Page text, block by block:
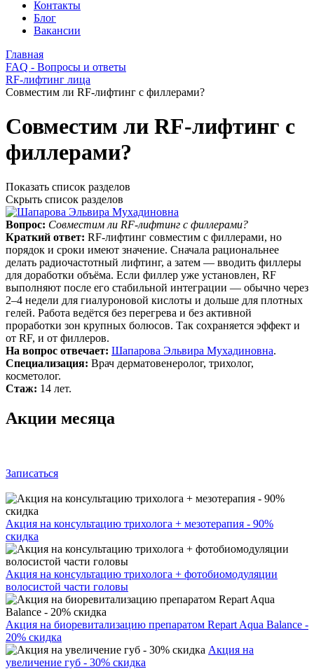
Контакты
Блог
Вакансии
Главная
FAQ - Вопросы и ответы
RF-лифтинг лица
Совместим ли RF-лифтинг с филлерами?
Совместим ли RF-лифтинг с
филлерами?
Показать список разделов
Скрыть список разделов
Вопрос: Совместим ли RF-лифтинг с филлерами?
Краткий ответ: RF-лифтинг совместим с филлерами, но
порядок и сроки имеют значение. Сначала рациональнее
делать радиочастотный лифтинг, а затем — вводить филлеры
для доработки объёма. Если филлер уже установлен, RF
выполняют после его стабильной интеграции — обычно через
2–4 недели для гиалуроновой кислоты и дольше для плотных
гелей. Работа ведётся без перегрева и без активной
проработки зон крупных болюсов. Так сохраняется эффект и
от RF, и от филлеров.
На вопрос отвечает: Шапарова Эльвира Мухадиновна.
Специализация: Врач дерматовенеролог, трихолог,
косметолог.
Стаж: 14 лет.
Акции месяца
Записаться
Акция на консультацию трихолога + мезотерапия - 90%
скидка
Акция на консультацию трихолога + фотобиомодуляции
волосистой части головы
Акция на биоревитализацию препаратом Repart Aqua Balance -
20% скидка
Акция на
увеличение губ - 30% скидка